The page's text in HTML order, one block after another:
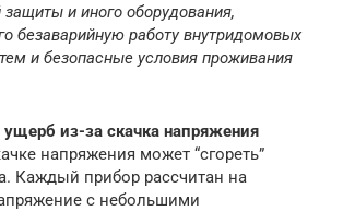
защиты и иного оборудования,
безаварийную работу внутридомовых
и безопасные условия проживания
ущерб из-за скачка напряжения
напряжения может “сгореть”
Каждый прибор рассчитан на
с небольшими